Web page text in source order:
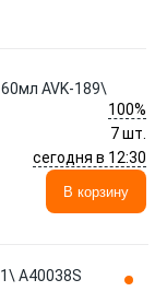
AVK-189\
100%
7 шт.
сегодня в 12:30
В корзину
A40038S